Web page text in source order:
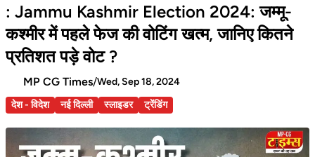
: Jammu Kashmir Election 2024: जम्मू-
कश्मीर में पहले फेज की वोटिंग खत्म, जानिए कितने
प्रतिशत पड़े वोट ?
MP CG Times/Wed, Sep 18, 2024
देश - विदेश
नई दिल्ली स्लाइडर ट्रेंडिंग